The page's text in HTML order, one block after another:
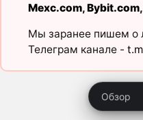
Mexc.com,Bybit.com,
Мы заранее пишем о
Телеграм канале -
Обзор